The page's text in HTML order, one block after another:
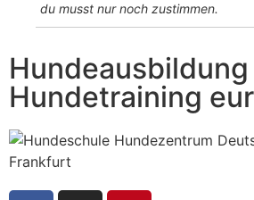
du musst nur noch zustimmen.
Hundetraining